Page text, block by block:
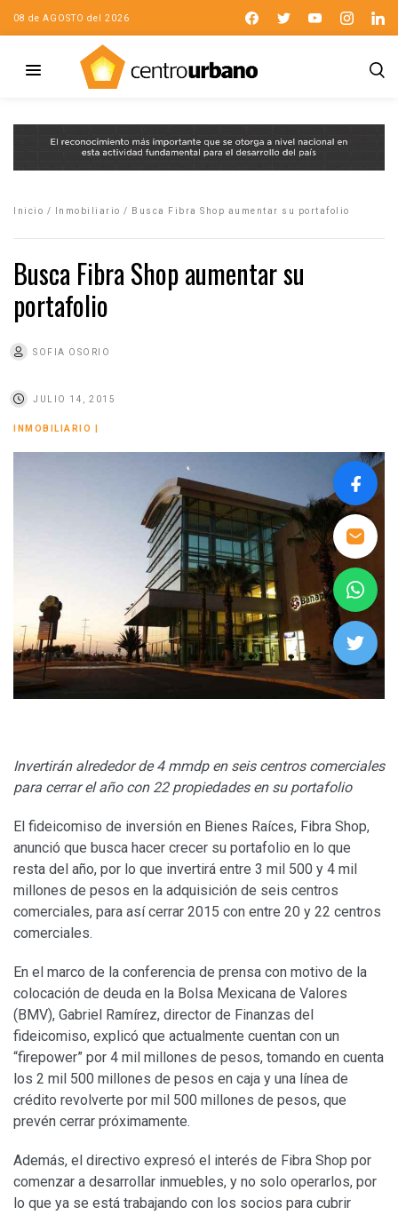
08 de AGOSTO del 2026
Inicio / Inmobiliario / Busca Fibra Shop aumentar su portafolio
Busca Fibra Shop aumentar su
portafolio
SOFIA OSORIO
JULIO 14, 2015
INMOBILIARIO
Invertirán alrededor de 4 mmdp en seis centros comerciales
para cerrar el año con 22 propiedades en su portafolio
El fideicomiso de inversión en Bienes Raíces, Fibra Shop,
anunció que busca hacer crecer su portafolio en lo que
resta del año, por lo que invertirá entre 3 mil 500 y 4 mil
millones de pesos en la adquisición de seis centros
comerciales, para así cerrar 2015 con entre 20 y 22 centros
comerciales.
En el marco de la conferencia de prensa con motivo de la
colocación de deuda en la Bolsa Mexicana de Valores
(BMV), Gabriel Ramírez, director de Finanzas del
fideicomiso, explicó que actualmente cuentan con un
“firepower” por 4 mil millones de pesos, tomando en cuenta
los 2 mil 500 millones de pesos en caja y una línea de
crédito revolverte por mil 500 millones de pesos, que
prevén cerrar próximamente.
Además, el directivo expresó el interés de Fibra Shop por
comenzar a desarrollar inmuebles, y no solo operarlos, por
lo que ya se está trabajando con los socios para cubrir